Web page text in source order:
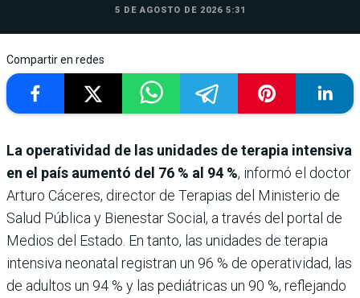
5 DE AGOSTO DE 2026 5:31
Compartir en redes
La operatividad de las unidades de terapia intensiva
en el país aumentó del 76 % al 94 %, informó el doctor
Arturo Cáceres, director de Terapias del Ministerio de
Salud Pública y Bienestar Social, a través del portal de
Medios del Estado. En tanto, las unidades de terapia
intensiva neonatal registran un 96 % de operatividad, las
de adultos un 94 % y las pediátricas un 90 %, reflejando